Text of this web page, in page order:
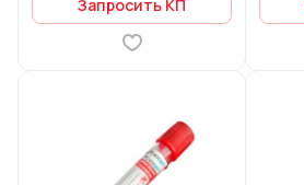
Запросить КП